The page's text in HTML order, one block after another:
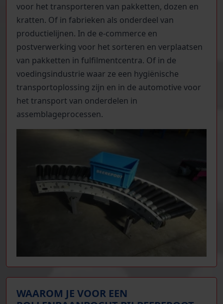
voor het transporteren van pakketten, dozen en
kratten. Of in fabrieken als onderdeel van
productielijnen. In de e-commerce en
postverwerking voor het sorteren en verplaatsen
van pakketten in fulfilmentcentra. Of in de
voedingsindustrie waar ze een hygiënische
transportoplossing zijn en in de automotive voor
het transport van onderdelen in
assemblageprocessen.
WAAROM JE VOOR EEN